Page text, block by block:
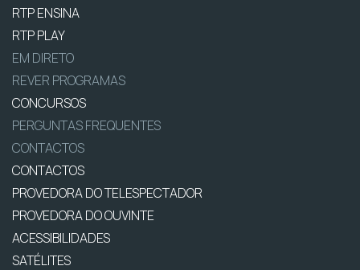
RTP ENSINA
RTP PLAY
EM DIRETO
REVER PROGRAMAS
CONCURSOS
PERGUNTAS FREQUENTES
CONTACTOS
CONTACTOS
PROVEDORA DO TELESPECTADOR
PROVEDORA DO OUVINTE
ACESSIBILIDADES
SATÉLITES